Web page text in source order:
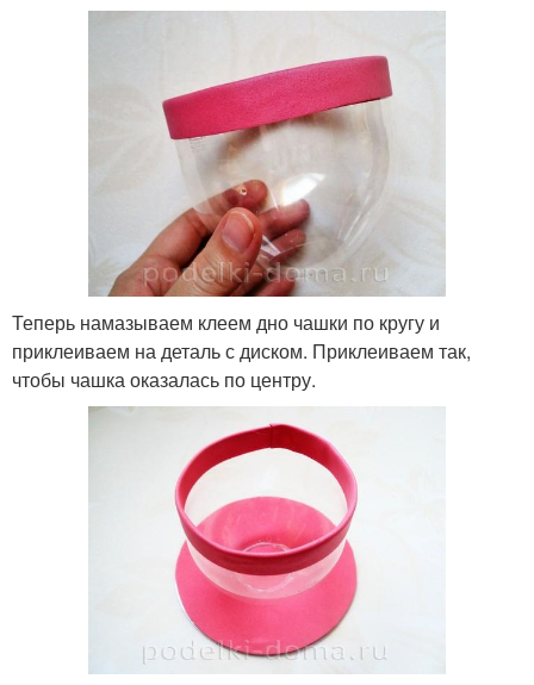
Теперь намазываем клеем дно чашки по кругу и
приклеиваем на деталь с диском. Приклеиваем так,
чтобы чашка оказалась по центру.